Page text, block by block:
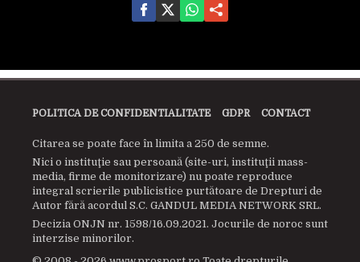
POLITICA DE CONFIDENTIALITATE GDPR CONTACT
Citarea se poate face în limita a 250 de semne.
Nici o instituţie sau persoană (site-uri, instituţii mass-
media, firme de monitorizare) nu poate reproduce
integral scrierile publicistice purtătoare de Drepturi de
Autor fără acordul S.C. GANDUL MEDIA NETWORK SRL.
Decizia ONJN nr. 1598/16.09.2021. Jocurile de noroc sunt
interzise minorilor.